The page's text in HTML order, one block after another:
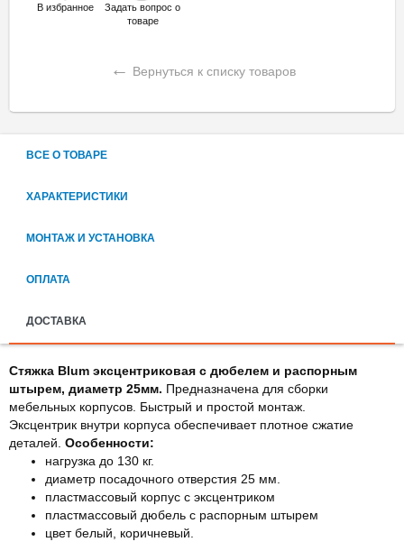
В избранное
Задать вопрос о
товаре
← Вернуться к списку товаров
ВСЕ О ТОВАРЕ
ХАРАКТЕРИСТИКИ
МОНТАЖ И УСТАНОВКА
ОПЛАТА
ДОСТАВКА
Стяжка Blum эксцентриковая с дюбелем и распорным
штырем, диаметр 25мм. Предназначена для сборки
мебельных корпусов. Быстрый и простой монтаж.
Эксцентрик внутри корпуса обеспечивает плотное сжатие
деталей. Особенности:
нагрузка до 130 кг.
диаметр посадочного отверстия 25 мм.
пластмассовый корпус с эксцентриком
пластмассовый дюбель с распорным штырем
цвет белый, коричневый.